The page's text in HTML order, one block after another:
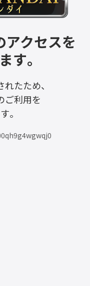
アクセスを
す。
たため、
ご利用を
。